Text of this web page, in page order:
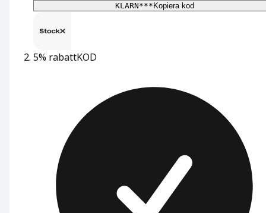
KLARN***Kopiera kod
5% rabattKOD